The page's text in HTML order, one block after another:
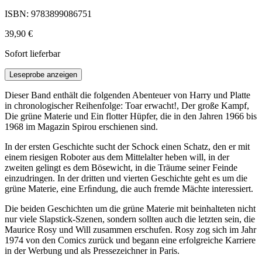
ISBN: 9783899086751
39,90 €
Sofort lieferbar
Leseprobe anzeigen
Dieser Band enthält die folgenden Abenteuer von Harry und Platte
in chronologischer Reihenfolge: Toar erwacht!, Der große Kampf,
Die grüne Materie und Ein flotter Hüpfer, die in den Jahren 1966 bis
1968 im Magazin Spirou erschienen sind.
In der ersten Geschichte sucht der Schock einen Schatz, den er mit
einem riesigen Roboter aus dem Mittelalter heben will, in der
zweiten gelingt es dem Bösewicht, in die Träume seiner Feinde
einzudringen. In der dritten und vierten Geschichte geht es um die
grüne Materie, eine Erﬁndung, die auch fremde Mächte interessiert.
Die beiden Geschichten um die grüne Materie mit beinhalteten nicht
nur viele Slapstick-Szenen, sondern sollten auch die letzten sein, die
Maurice Rosy und Will zusammen erschufen. Rosy zog sich im Jahr
1974 von den Comics zurück und begann eine erfolgreiche Karriere
in der Werbung und als Pressezeichner in Paris.